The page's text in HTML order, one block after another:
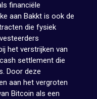
financiële
aan Bakkt is ook de
die fysiek
het verstrijken van
settlement die
Door deze
aan het vergroten
Bitcoin als een